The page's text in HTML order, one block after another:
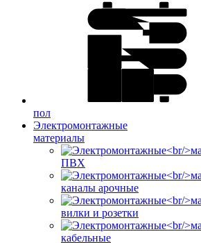
пол
Электромонтажные
материалы
ПВХ
каналы арочные
вилки и розетки
кабельные